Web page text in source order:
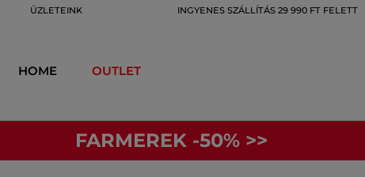
ÜZLETEINK INGYENES SZÁLLÍTÁS 29 990 FT FELETT
HOME OUTLET
FARMEREK -50% >>